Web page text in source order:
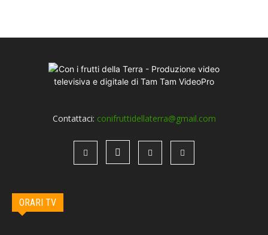
Contattaci: conifruttidellaterra@gmail.com
ORARI TV